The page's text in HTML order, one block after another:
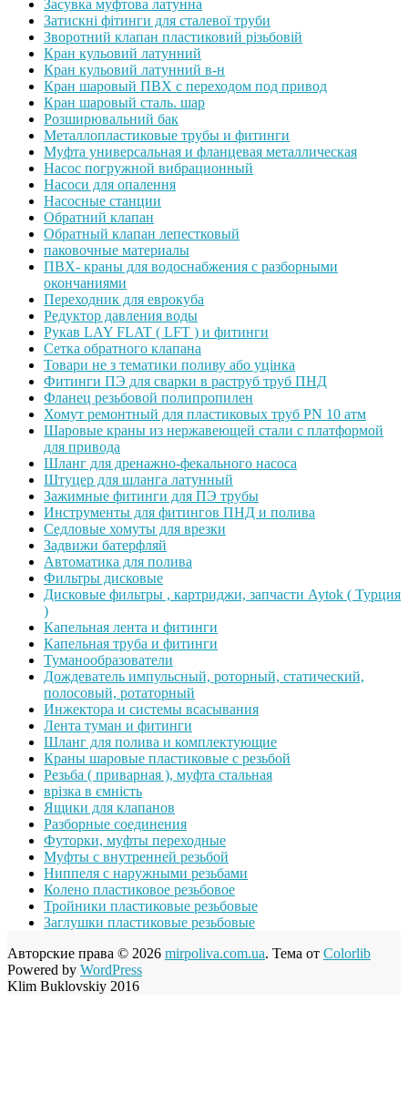
Засувка муфтова латунна
Затискні фітинги для сталевої труби
Зворотний клапан пластиковий різьбовій
Кран кульовий латунний
Кран кульовий латунний в-н
Кран шаровый ПВХ с переходом под привод
Кран шаровый сталь. шар
Розширювальний бак
Металлопластиковые трубы и фитинги
Муфта универсальная и фланцевая металлическая
Насос погружной вибрационный
Насоси для опалення
Насосные станции
Обратний клапан
Обратный клапан лепестковый
паковочные материалы
ПВХ- краны для водоснабжения с разборными
окончаниями
Переходник для еврокуба
Редуктор давления воды
Рукав LAY FLAT ( LFT ) и фитинги
Сетка обратного клапана
Товари не з тематики поливу або уцінка
Фитинги ПЭ для сварки в раструб труб ПНД
Фланец резьбовой полипропилен
Хомут ремонтный для пластиковых труб PN 10 атм
Шаровые краны из нержавеющей стали с платформой
для привода
Шланг для дренажно-фекального насоса
Штуцер для шланга латунный
Зажимные фитинги для ПЭ трубы
Инструменты для фитингов ПНД и полива
Седловые хомуты для врезки
Задвижи батерфляй
Автоматика для полива
Фильтры дисковые
Дисковые фильтры , картриджи, запчасти Aytok ( Турция
)
Капельная лента и фитинги
Капельная труба и фитинги
Туманообразователи
Дождеватель импульсный, роторный, статический,
полосовый, ротаторный
Инжектора и системы всасывания
Лента туман и фитинги
Шланг для полива и комплектующие
Краны шаровые пластиковые с резьбой
Резьба ( приварная ), муфта стальная
врізка в ємність
Ящики для клапанов
Разборные соединения
Футорки, муфты переходные
Муфты с внутренней резьбой
Ниппеля с наружными резьбами
Колено пластиковое резьбовое
Тройники пластиковые резьбовые
Заглушки пластиковые резьбовые
Авторские права © 2026 mirpoliva.com.ua. Тема от Colorlib
Powered by WordPress
Klim Buklovskiy 2016